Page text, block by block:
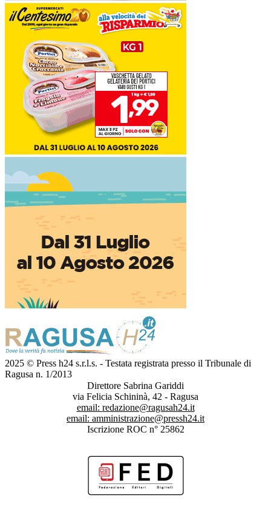
2025 © Press h24 s.r.l.s. - Testata registrata presso il Tribunale di
Ragusa n. 1/2013
Direttore Sabrina Gariddi
via Felicia Schininà, 42 - Ragusa
email: redazione@ragusah24.it
email: amministrazione@pressh24.it
Iscrizione ROC n° 25862